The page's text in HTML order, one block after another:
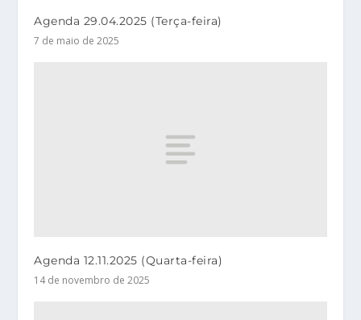
Agenda 29.04.2025 (Terça-feira)
7 de maio de 2025
Agenda 12.11.2025 (Quarta-feira)
14 de novembro de 2025